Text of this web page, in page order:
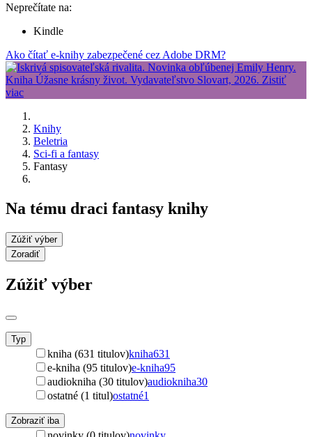
Neprečítate na:
Kindle
Ako čítať e-knihy zabezpečené cez Adobe DRM?
Knihy
Beletria
Sci-fi a fantasy
Fantasy
Na tému draci fantasy knihy
Zúžiť výber
Zoradiť
Zúžiť výber
Typ
kniha (631 titulov)kniha631
e-kniha (95 titulov)e-kniha95
audiokniha (30 titulov)audiokniha30
ostatné (1 titul)ostatné1
Zobraziť iba